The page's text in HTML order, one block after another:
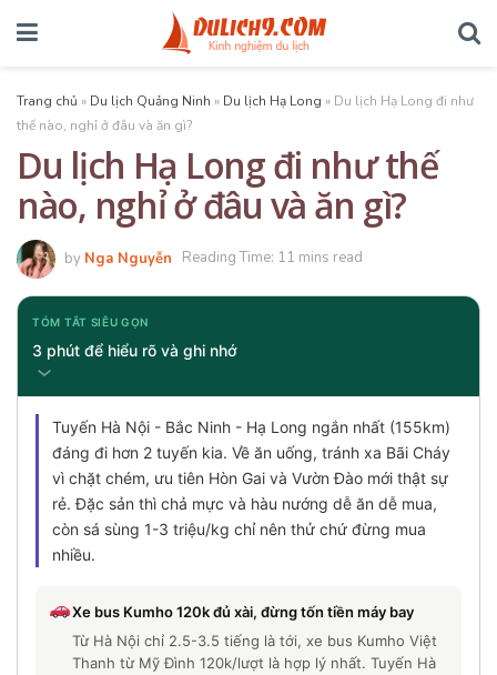
Trang chủ » Du lịch Quảng Ninh » Du lịch Hạ Long » Du lịch Hạ Long đi như
thế nào, nghỉ ở đâu và ăn gì?
Du lịch Hạ Long đi như thế
nào, nghỉ ở đâu và ăn gì?
by Nga Nguyễn Reading Time: 11 mins read
TÓM TẮT SIÊU GỌN
3 phút để hiểu rõ và ghi nhớ
Tuyến Hà Nội - Bắc Ninh - Hạ Long ngắn nhất (155km)
đáng đi hơn 2 tuyến kia. Về ăn uống, tránh xa Bãi Cháy
vì chặt chém, ưu tiên Hòn Gai và Vườn Đào mới thật sự
rẻ. Đặc sản thì chả mực và hàu nướng dễ ăn dễ mua,
còn sá sùng 1-3 triệu/kg chỉ nên thử chứ đừng mua
nhiều.
Xe bus Kumho 120k đủ xài, đừng tốn tiền máy bay
Từ Hà Nội chỉ 2.5-3.5 tiếng là tới, xe bus Kumho Việt
Thanh từ Mỹ Đình 120k/lượt là hợp lý nhất. Tuyến Hà